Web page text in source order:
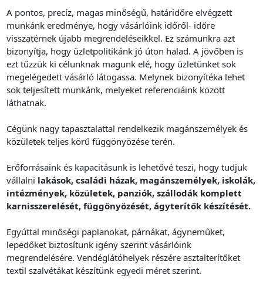
A pontos, precíz, magas minőségű, határidőre elvégzett
munkánk eredménye, hogy vásárlóink időről- időre
visszatérnek újabb megrendeléseikkel. Ez számunkra azt
bizonyítja, hogy üzletpolitikánk jó úton halad. A jövőben is
ezt tűzzük ki célunknak magunk elé, hogy üzletünket sok
megelégedett vásárló látogassa. Melynek bizonyítéka lehet
sok teljesített munkánk, melyeket referenciáink között
láthatnak.
Cégünk nagy tapasztalattal rendelkezik magánszemélyek és
közületek teljes körű függönyözése terén.
Erőforrásaink és kapacitásunk is lehetővé teszi, hogy tudjuk
vállalni lakások, családi házak, magánszemélyek, iskolák,
intézmények, közületek, panziók, szállodák komplett
karnisszerelését, függönyözését, ágyterítők készítését.
Egyúttal minőségi paplanokat, párnákat, ágyneműket,
lepedőket biztosítunk igény szerint vásárlóink
megrendelésére. Vendéglátóhelyek részére asztalterítőket
textil szalvétákat készítünk egyedi méret szerint.